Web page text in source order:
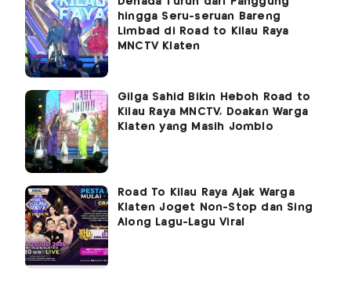
hingga Seru-seruan Bareng
Limbad di Road to Kilau Raya
MNCTV Klaten
Gilga Sahid Bikin Heboh Road to
Kilau Raya MNCTV, Doakan Warga
Klaten yang Masih Jomblo
Road To Kilau Raya Ajak Warga
Klaten Joget Non-Stop dan Sing
Along Lagu-Lagu Viral